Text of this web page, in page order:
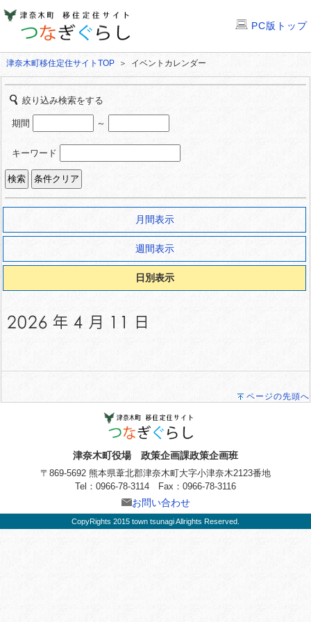
PC版トップ
津奈木町移住定住サイトTOP ＞ イベントカレンダー
絞り込み検索をする
期間 ～
キーワード
月間表示
週間表示
日別表示
ページの先頭へ
津奈木町役場 政策企画課政策企画班
〒869-5692 熊本県葦北郡津奈木町大字小津奈木2123番地
Tel：0966-78-3114 Fax：0966-78-3116
お問い合わせ
CopyRights 2015 town tsunagi Allrights Reserved.